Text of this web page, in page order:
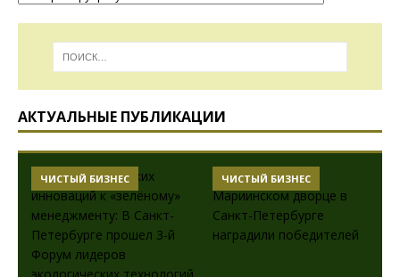
АКТУАЛЬНЫЕ ПУБЛИКАЦИИ
ЧИСТЫЙ БИЗНЕС ЧИСТЫЙ БИЗНЕС